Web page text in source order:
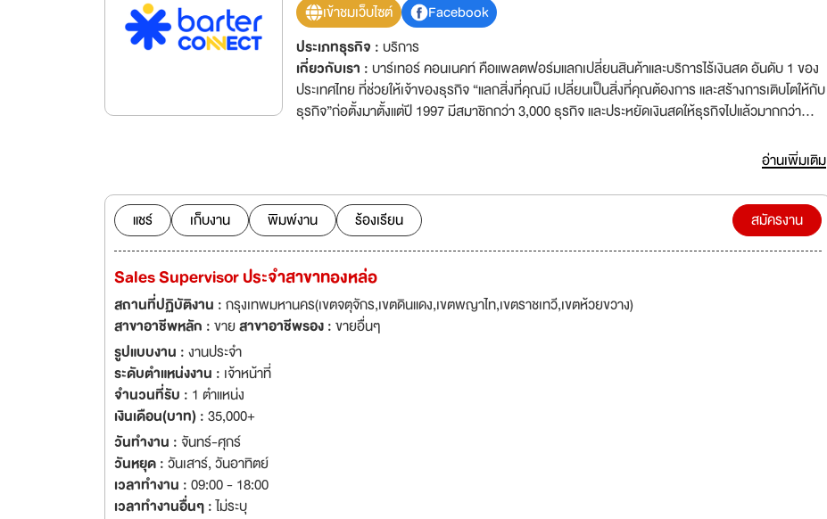
เข้าชมเว็บไซต์
Facebook
ประเภทธุรกิจ :บริการ
เกี่ยวกับเรา :บาร์เทอร์ คอนเนคท์ คือแพลตฟอร์มแลกเปลี่ยนสินค้าและบริการไร้เงินสด อันดับ 1 ของ
ประเทศไทย ที่ช่วยให้เจ้าของธุรกิจ “แลกสิ่งที่คุณมี เปลี่ยนเป็นสิ่งที่คุณต้องการ และสร้างการเติบโตให้กับ
ธุรกิจ”ก่อตั้งมาตั้งแต่ปี 1997 มีสมาชิกกว่า 3,000 ธุรกิจ และประหยัดเงินสดให้ธุรกิจไปแล้วมากกว่า
การเป็นส่วนหนึ่งของ Barter Connect หมายถึงการได้สัมผัสโลกธุรกิจอย่างแท้จริง คุณจะได้ทำงานใกล้
ชิดกับเจ้าของธุรกิจกว่า 3,000 ธุรกิจ พร้อมเปิดโอกาสให้คุณเรียนรู้ เติบโต และสร้างคอนเนคชั่นทาง
ธุรกิจที่มีคุณค่าในระยะยาว เพื่อยกระดับทั้งอาชีพและชีวิตของคุณ
อ่านเพิ่มเติม
แชร์ เก็บงาน พิมพ์งาน ร้องเรียน สมัครงาน
Sales Supervisor ประจำสาขาทองหล่อ
สถานที่ปฏิบัติงาน :กรุงเทพมหานคร(เขตจตุจักร,เขตดินแดง,เขตพญาไท,เขตราชเทวี,เขตห้วยขวาง)
สาขาอาชีพหลัก :ขายสาขาอาชีพรอง :ขายอื่นๆ
รูปแบบงาน :งานประจำ
ระดับตำแหน่งงาน : เจ้าหน้าที่
จำนวนที่รับ : 1 ตำแหน่ง
เงินเดือน(บาท) :35,000+
วันทำงาน : จันทร์-ศุกร์
วันหยุด :วันเสาร์,วันอาทิตย์
เวลาทำงาน :09:00 - 18:00
เวลาทำงานอื่นๆ :ไม่ระบุ